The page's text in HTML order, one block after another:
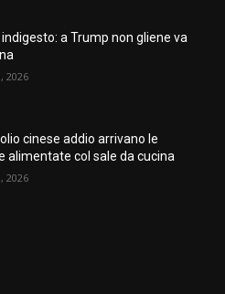
a Trump non gliene va
2026
cinese addio arrivano le
alimentate col sale da cucina
2026